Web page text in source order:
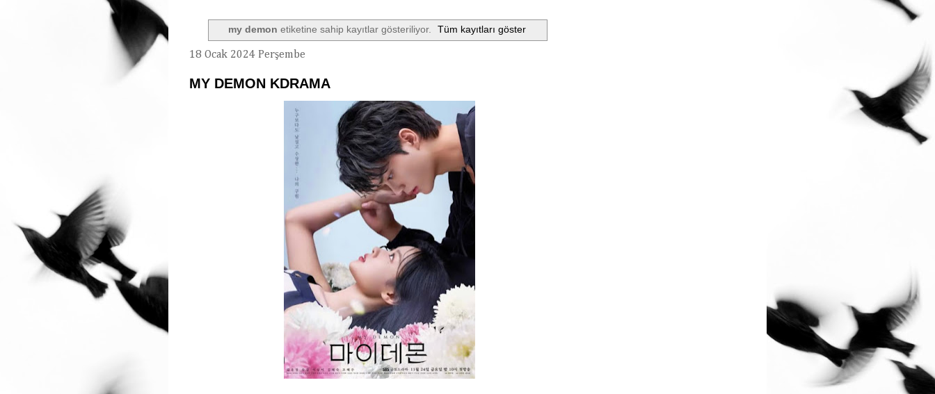
my demon etiketine sahip kayıtlar gösteriliyor. Tüm kayıtları göster
18 Ocak 2024 Perşembe
MY DEMON KDRAMA